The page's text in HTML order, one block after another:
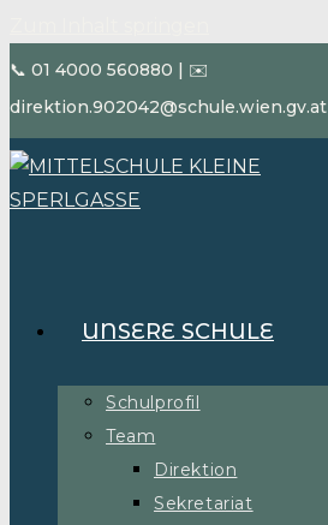
📞 01 4000 560880 | ✉️
direktion.902042@schule.wien.gv.at
UNSERE SCHULE
Schulprofil
Team
Direktion
Sekretariat